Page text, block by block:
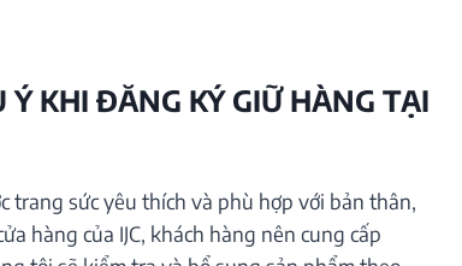
KHI ĐĂNG KÝ GIỮ HÀNG TẠI
trang sức yêu thích và phù hợp với bản thân,
hàng của IJC, khách hàng nên cung cấp